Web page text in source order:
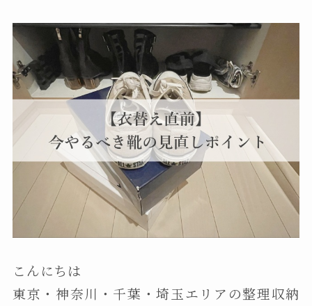
こんにちは
東京・神奈川・千葉・埼玉エリアの整理収納